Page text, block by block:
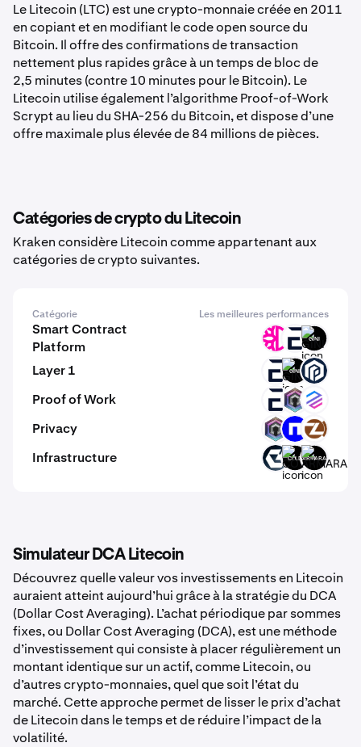
Le Litecoin (LTC) est une crypto-monnaie créée en 2011
en copiant et en modifiant le code open source du
Bitcoin. Il offre des confirmations de transaction
nettement plus rapides grâce à un temps de bloc de
2,5 minutes (contre 10 minutes pour le Bitcoin). Le
Litecoin utilise également l’algorithme Proof-of-Work
Scrypt au lieu du SHA-256 du Bitcoin, et dispose d’une
offre maximale plus élevée de 84 millions de pièces.
Catégories de crypto du Litecoin
Kraken considère Litecoin comme appartenant aux
catégories de crypto suivantes.
Catégorie Les meilleures performances
Smart Contract
Platform
DFI EVR GINI
Layer 1 EVR GINI PAW
Proof of Work EVR DERO LAX
Privacy DERO NIL ZCL
Infrastructure GB COLDARMARA
Simulateur DCA Litecoin
Découvrez quelle valeur vos investissements en Litecoin
auraient atteint aujourd’hui grâce à la stratégie du DCA
(Dollar Cost Averaging). L’achat périodique par sommes
fixes, ou Dollar Cost Averaging (DCA), est une méthode
d’investissement qui consiste à placer régulièrement un
montant identique sur un actif, comme Litecoin, ou
d’autres crypto-monnaies, quel que soit l’état du
marché. Cette approche permet de lisser le prix d’achat
de Litecoin dans le temps et de réduire l’impact de la
volatilité.